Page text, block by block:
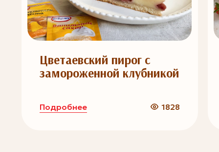
Цветаевский пирог с
замороженной клубникой
Подробнее 1828